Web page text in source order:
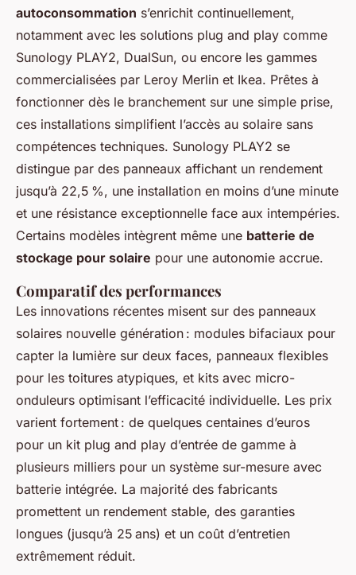
autoconsommation s’enrichit continuellement,
notamment avec les solutions plug and play comme
Sunology PLAY2, DualSun, ou encore les gammes
commercialisées par Leroy Merlin et Ikea. Prêtes à
fonctionner dès le branchement sur une simple prise,
ces installations simplifient l’accès au solaire sans
compétences techniques. Sunology PLAY2 se
distingue par des panneaux affichant un rendement
jusqu’à 22,5 %, une installation en moins d’une minute
et une résistance exceptionnelle face aux intempéries.
Certains modèles intègrent même une batterie de
stockage pour solaire pour une autonomie accrue.
Comparatif des performances
Les innovations récentes misent sur des panneaux
solaires nouvelle génération : modules bifaciaux pour
capter la lumière sur deux faces, panneaux flexibles
pour les toitures atypiques, et kits avec micro-
onduleurs optimisant l’efficacité individuelle. Les prix
varient fortement : de quelques centaines d’euros
pour un kit plug and play d’entrée de gamme à
plusieurs milliers pour un système sur-mesure avec
batterie intégrée. La majorité des fabricants
promettent un rendement stable, des garanties
longues (jusqu’à 25 ans) et un coût d’entretien
extrêmement réduit.